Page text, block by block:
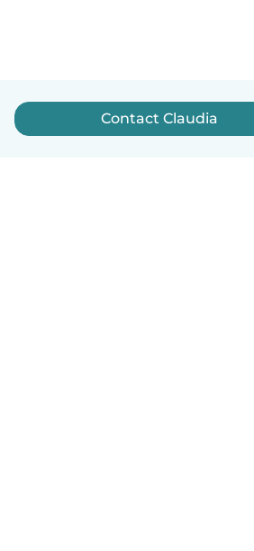
Contact Claudia